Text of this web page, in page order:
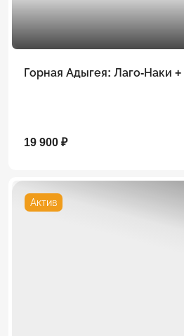
Горная Адыгея: Лаго-Наки
19 900 ₽
Актив